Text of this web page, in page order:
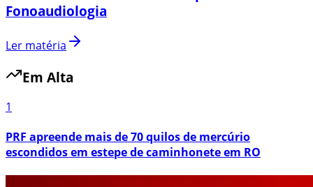
Fonoaudiologia
Ler matéria
Em Alta
1
PRF apreende mais de 70 quilos de mercúrio
escondidos em estepe de caminhonete em RO